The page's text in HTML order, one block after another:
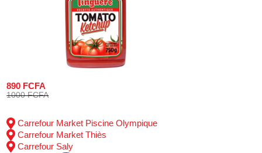
890 FCFA
1000 FCFA
Carrefour Market Piscine Olympique
Carrefour Market Thiès
Carrefour Saly